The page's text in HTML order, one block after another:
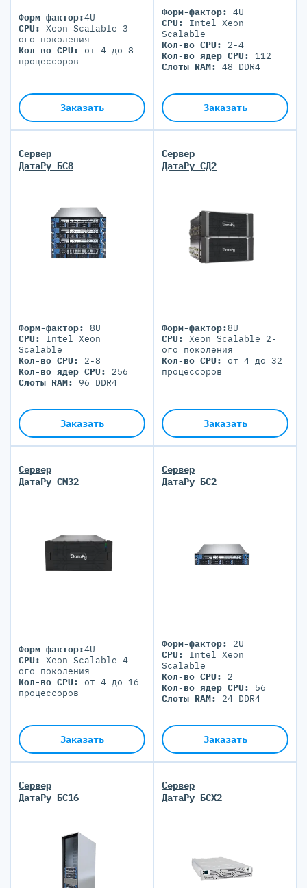
Форм-фактор:4U
CPU: Xeon Scalable 3-
ого поколения
Кол-во CPU:
от 4 до 8
процессоров
Заказать
Форм-фактор: 4U
CPU:
Intel Xeon
Scalable
Кол-во CPU:
2-4
Кол-во ядер CPU: 112
Слоты RAM: 48 DDR4
Заказать
Сервер
ДатаРу БС8
Форм-фактор: 8U
CPU:
Intel Xeon
Scalable
Кол-во CPU:
2-8
Кол-во ядер CPU: 256
Слоты RAM:
96 DDR4
Заказать
Сервер
ДатаРу СД2
Форм-фактор:8U
CPU: Xeon Scalable 2-
ого поколения
Кол-во CPU:
от 4 до 32
процессоров
Заказать
Сервер
ДатаРу СМ32
Форм-фактор:4U
CPU: Xeon Scalable 4-
ого поколения
Кол-во CPU:
от 4 до 16
процессоров
Заказать
Сервер
ДатаРу БС2
Форм-фактор: 2U
CPU: Intel Xeon
Scalable
Кол-во CPU: 2
Кол-во ядер CPU: 56
Слоты RAM: 24 DDR4
Заказать
Сервер
ДатаРу БС16
Сервер
ДатаРу БСХ2